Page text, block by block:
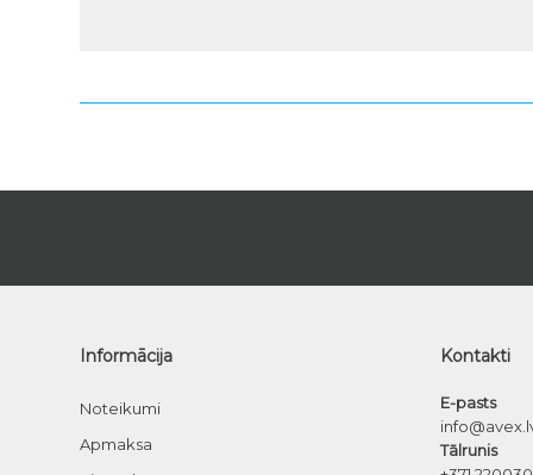
Informācija
Noteikumi
Apmaksa
Kontakti
E-pasts
Tālrunis